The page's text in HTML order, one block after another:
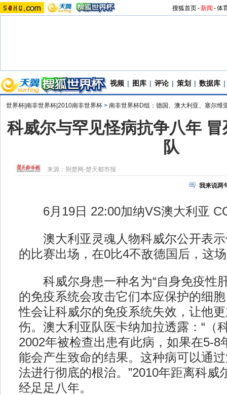
搜狐首页-新闻 -体
视频 | 图库 | 评论 | 策划 | 数据库 |
世界杯|南非世界杯|2010南非世界杯 > 南非世界杯D组：德国、澳大利亚、塞尔维
科威尔与罕见怪病抗争八年
队
来源： 荆楚网-楚天都市报
我来说两
6月19日 22:00加纳VS澳大利亚
澳大利亚灵魂人物科威尔公开表示
的比赛出场，在0比4不敌德国后，这
科威尔身患一种名为“自身免疫性
的免疫系统会攻击它们本应保护的细
性会让科威尔的免疫系统失效，让他
伤。澳大利亚队医卡纳加拉透露：“（
2002年被检查出患有此病，如果在5-8
能会产生致命的结果。这种病可以通
法进行彻底的根治。”2010年距离科威
经足足八年。